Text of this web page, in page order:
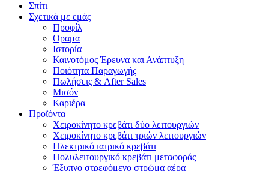
Σπίτι
Σχετικά με εμάς
Προφίλ
Οραμα
Ιστορία
Καινοτόμος Έρευνα και Ανάπτυξη
Ποιότητα Παραγωγής
Πωλήσεις & After Sales
Μισόν
Καριέρα
Προϊόντα
Χειροκίνητο κρεβάτι δύο λειτουργιών
Χειροκίνητο κρεβάτι τριών λειτουργιών
Ηλεκτρικό ιατρικό κρεβάτι
Πολυλειτουργικό κρεβάτι μεταφοράς
Έξυπνο στρεφόμενο στρώμα αέρα